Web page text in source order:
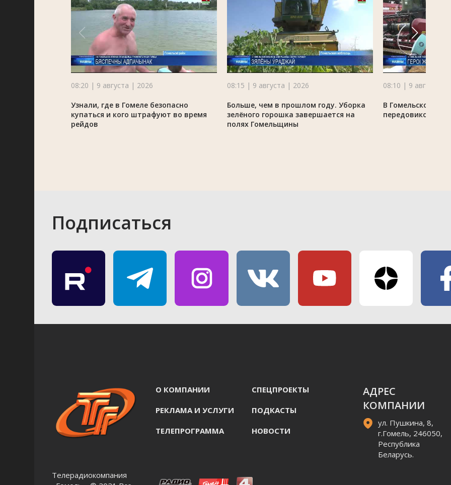
08:20 | 9 августа | 2026
Узнали, где в Гомеле безопасно
купаться и кого штрафуют во время
рейдов
08:15 | 9 августа | 2026
Больше, чем в прошлом году. Уборка
зелёного горошка завершается на
полях Гомельщины
08:10 | 9 августа |
В Гомельском
передовиков
Подписаться
Телерадиокомпания
О КОМПАНИИ СПЕЦПРОЕКТЫ
РЕКЛАМА И УСЛУГИ ПОДКАСТЫ
ТЕЛЕПРОГРАММА НОВОСТИ
АДРЕС
КОМПАНИИ
ул. Пушкина, 8,
г.Гомель, 246050,
Республика
Беларусь.